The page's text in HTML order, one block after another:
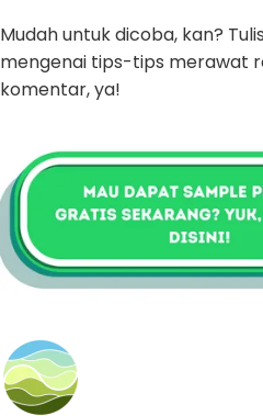
Mudah untuk dicoba, kan?
mengenai tips-tips merawat
komentar, ya!